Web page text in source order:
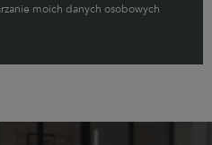
moich danych osobowych